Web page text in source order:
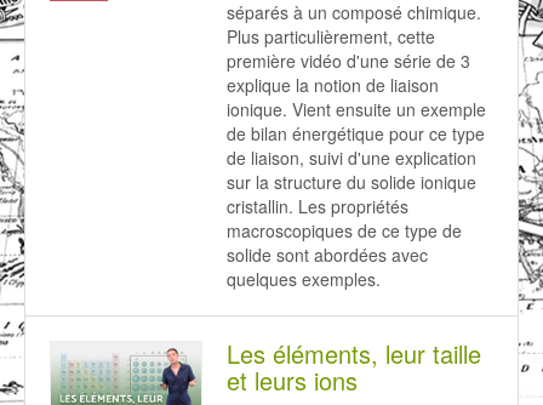
séparés à un composé chimique.
Plus particulièrement, cette
première vidéo d'une série de 3
explique la notion de liaison
ionique. Vient ensuite un exemple
de bilan énergétique pour ce type
de liaison, suivi d'une explication
sur la structure du solide ionique
cristallin. Les propriétés
macroscopiques de ce type de
solide sont abordées avec
quelques exemples.
Les éléments, leur taille
et leurs ions